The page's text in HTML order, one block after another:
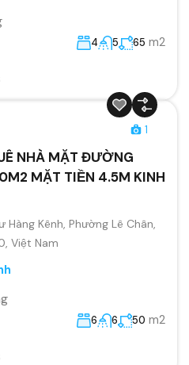
4 5 65 m2
1
NHÀ MẶT ĐƯỜNG
MẶT TIỀN 4.5M KINH
Hàng Kênh, Phường Lê Chân,
Việt Nam
6 6 50 m2